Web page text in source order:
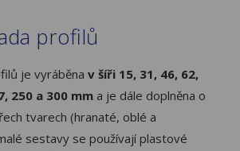
profilů
je vyráběna v šíři 15, 31, 46, 62,
250 a 300 mm a je dále doplněna o
tvarech (hranaté, oblé a
sestavy se používají plastové